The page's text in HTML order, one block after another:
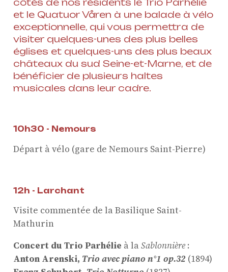
et le Quatuor Våren à une balade à vélo
exceptionnelle, qui vous permettra de
visiter quelques-unes des plus belles
églises et quelques-uns des plus beaux
châteaux du sud Seine-et-Marne, et de
bénéficier de plusieurs haltes
musicales dans leur cadre.
10h30 - Nemours
Départ à vélo (gare de Nemours Saint-Pierre)
12h - Larchant
Visite commentée de la Basilique Saint-
Mathurin
Concert du Trio Parhélie à laSablonnière :
Anton Arenski, Trio avec piano n°1 op.32 (1894)